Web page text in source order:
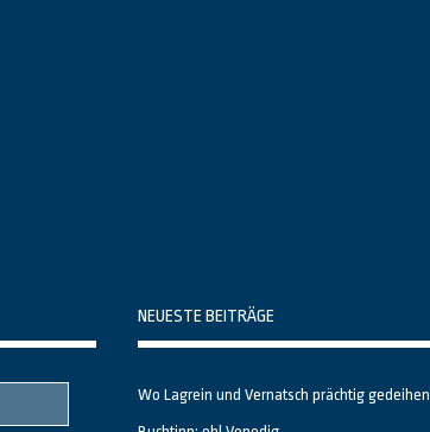
NEUESTE BEITRÄGE
Wo Lagrein und Vernatsch prächtig gedeihen